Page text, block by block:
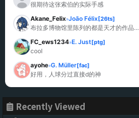
很期待这张索伯的实际手感
Akane_Felix»João Félix[26ts]
布拉多博物馆里陈列的都是天才的作品…
FC_ews1234»E. Just[ptg]
cool
ayohe»G. Müller[fac]
好用，人球分过直接d的神
Recently Viewed